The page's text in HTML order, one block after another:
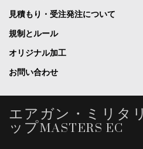
見積もり・受注発注について
規制とルール
オリジナル加工
お問い合わせ
エアガン・ミリタ
ップMASTERS EC